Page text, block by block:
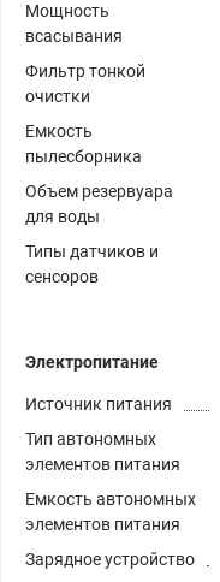
Мощность
всасывания
Фильтр тонкой
очистки
Емкость
пылесборника
Объем резервуара
для воды
Типы датчиков и
сенсоров
Электропитание
Источник питания
Тип автономных
элементов питания
Емкость автономных
элементов питания
Зарядное устройство